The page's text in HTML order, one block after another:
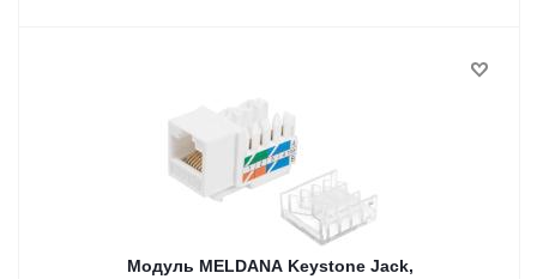
Модуль MELDANA Keystone Jack,